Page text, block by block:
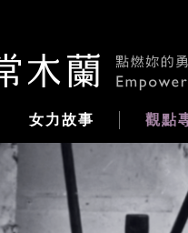
女力故事 觀點